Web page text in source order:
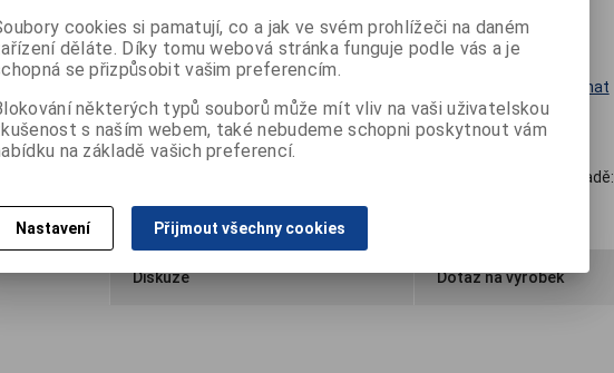
635 Kč (Vaše cena bez DPH:567 Kč)


ks Porovnat
Počet na skladě:
Diskuze Dotaz na výrobek
cookies si pamatují, co a jak ve svém prohlížeči na daném
děláte. Díky tomu webová stránka funguje podle vás a je
se přizpůsobit vašim preferencím.
některých typů souborů může mít vliv na vaši uživatelskou
s naším webem, také nebudeme schopni poskytnout vám
na základě vašich preferencí.
Nastavení Přijmout všechny cookies